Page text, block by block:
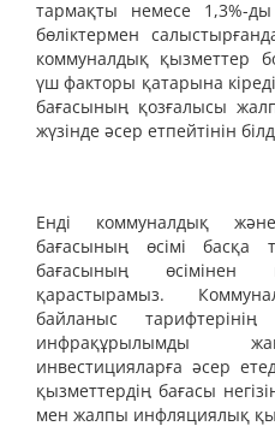
тармақты немесе 1,3%-
бөліктермен
коммуналдық қызметтер
үш факторы қатарына
бағасының қозғалысы
жүзінде әсер етпейтінін
Енді коммуналдық
бағасының өсімі басқа
бағасының өсімінен
қарастырамыз.
байланыс
инфрақұрылымды
инвестицияларға әсер
қызметтердің бағасы
мен жалпы инфляциялық